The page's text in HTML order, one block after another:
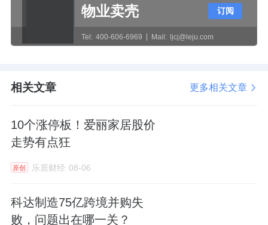
物业卖壳
Tel: 400-606-6969 Mail: ljcj@leju.com
订阅
相关文章 更多相关文章
10个涨停板！爱丽家居股价
走势有点狂
原创 乐居财经 08-06
科达制造75亿跨境并购失
败，问题出在哪一关？